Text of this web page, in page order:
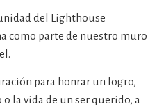
del Lighthouse
como parte de nuestro muro
para honrar un logro,
la vida de un ser querido, a